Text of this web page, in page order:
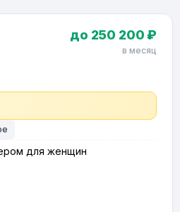
до 250 200 ₽
в месяц
для женщин